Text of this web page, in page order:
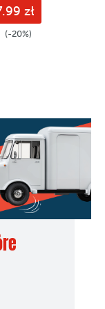
zł
(-20%)